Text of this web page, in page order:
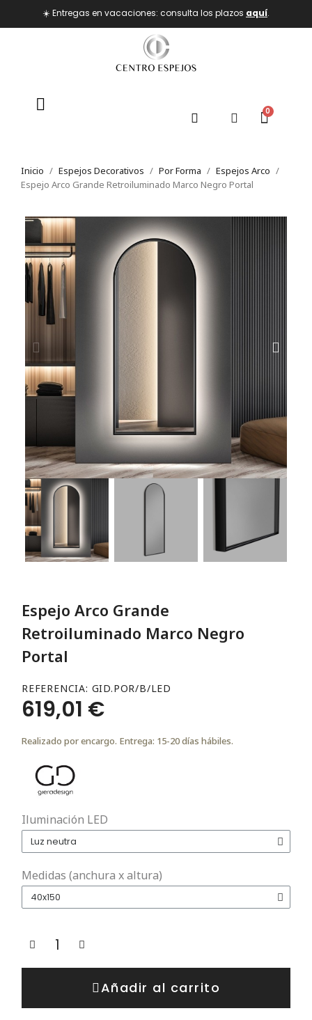
☀️ Entregas en vacaciones: consulta los plazos aquí.
Inicio Espejos Decorativos Por Forma
Espejos Arco
Espejo Arco Grande Retroiluminado Marco Negro Portal
Espejo Arco Grande
Retroiluminado Marco Negro
Portal
REFERENCIA GID.POR/B/LED
619,01 €
Realizado por encargo. Entrega: 15-20 días hábiles.
Iluminación LED
Medidas (anchura x altura)
Añadir al carrito